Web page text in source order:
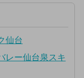
仙台
レー仙台泉スキ